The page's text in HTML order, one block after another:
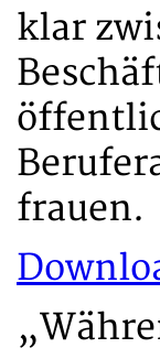
klar
frauen.